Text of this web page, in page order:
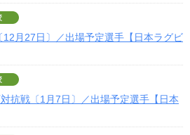
12月27日〕／出場予定選手【日本ラグビ
抗戦〔1月7日〕／出場予定選手【日本